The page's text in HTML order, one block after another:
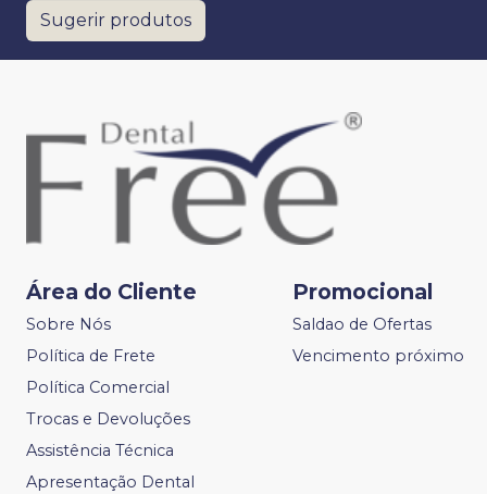
Sugerir produtos
Área do Cliente
Sobre Nós
Política de Frete
Política Comercial
Trocas e Devoluções
Assistência Técnica
Apresentação Dental
Promocional
Saldao de Ofertas
Vencimento próximo